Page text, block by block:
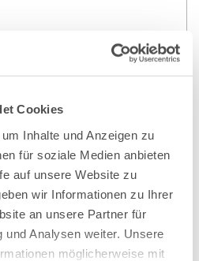
Cookies
Inhalte und Anzeigen zu
für soziale Medien anbieten
auf unsere Website zu
wir Informationen zu Ihrer
an unsere Partner für
und Analysen weiter. Unsere
möglicherweise mit